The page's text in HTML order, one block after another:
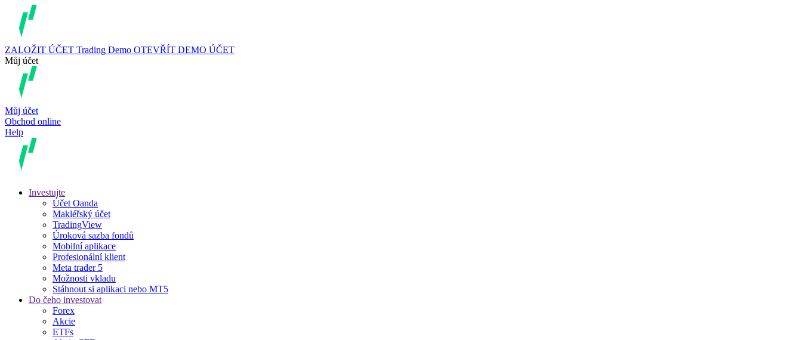
ZALOŽIT ÚČET Trading Demo OTEVŘÍT DEMO ÚČET
Můj účet
Můj účet
Obchod online
Help
Investujte
Účet Oanda
Makléřský účet
TradingView
Úroková sazba fondů
Mobilní aplikace
Profesionální klient
Meta trader 5
Možnosti vkladu
Stáhnout si aplikaci nebo MT5
Do čeho investovat
Forex
Akcie
ETFs